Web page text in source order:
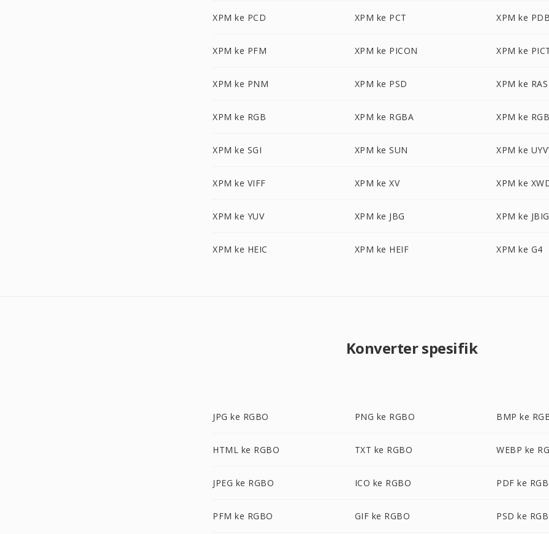
XPM ke PCD XPM ke PCT XPM ke
XPM ke PFM XPM ke PICON XPM ke
XPM ke PNM XPM ke PSD XPM ke RAS
XPM ke RGB XPM ke RGBA XPM ke
XPM ke SGI XPM ke SUN XPM ke
XPM ke VIFF XPM ke XV XPM ke
XPM ke YUV XPM ke JBG XPM ke JBIG
XPM ke HEIC XPM ke HEIF XPM ke G4
Konverter spesifik
JPG ke RGBO PNG ke RGBO BMP ke
HTML ke RGBO TXT ke RGBO WEBP ke
JPEG ke RGBO ICO ke RGBO PDF ke
PFM ke RGBO GIF ke RGBO PSD ke